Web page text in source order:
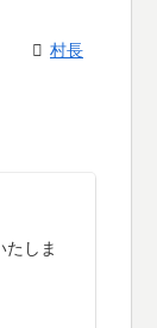
村長
しま